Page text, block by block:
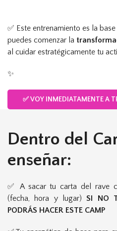
✅ Este entrenamiento es la
puedes comenzar la
al cuidar estratégicamente tu
✨
✅ VOY INMEDIATAMENTE A
Dentro del
enseñar:
✅ A sacar tu carta del rave
(fecha, hora y lugar) SI NO
PODRÁS HACER ESTE CAMP